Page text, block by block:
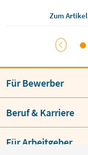
Gleichzeitig stellt
kommunikative […]
Zum
Für Bewerber
Beruf & Karriere
Für Arbeitgeber